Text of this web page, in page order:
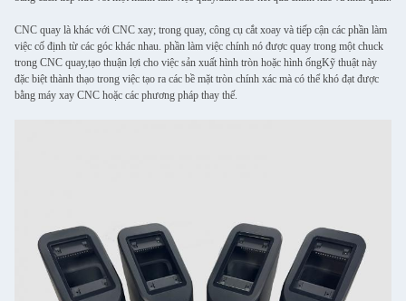
CNC quay là khác với CNC xay; trong quay, công cụ cắt xoay và tiếp cận các phần làm
việc cố định từ các góc khác nhau. phần làm việc chính nó được quay trong một chuck
trong CNC quay,tạo thuận lợi cho việc sản xuất hình tròn hoặc hình ốngKỹ thuật này
đặc biệt thành thạo trong việc tạo ra các bề mặt tròn chính xác mà có thể khó đạt được
bằng máy xay CNC hoặc các phương pháp thay thế.